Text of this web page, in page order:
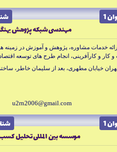
1
مهندسى شبكه پژوهش
خدمات مشاوره، پژوهش و آموزش در زمينه
كار و كارآفرينى، انجام طرح هاى توسعه
خوشه هاى كسب و كار، ايجاد كنسرسيوم هاى
سازى هاى كارفرمايى و انجمن هاى صنفى
خيابان مطهرى، بعد از سليمان خاطر، ساختمان146 طبقه اول
u2rn2006@gmail.com
1
موسسه بين المللى تحليل كسب